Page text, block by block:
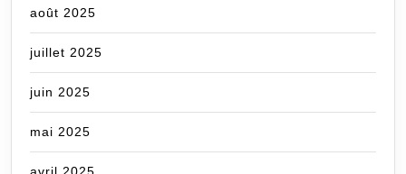
août 2025
juillet 2025
juin 2025
mai 2025
avril 2025